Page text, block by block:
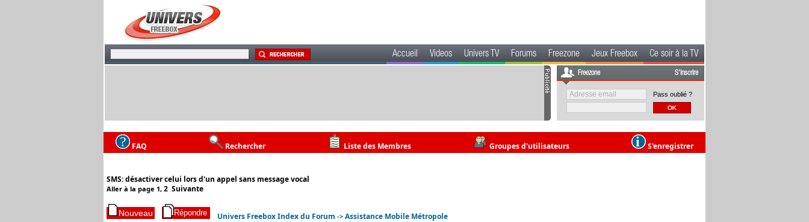
Accueil Videos Univers TV Forums Freezone Jeux Freebox Ce soir à la TV
Freezone S'inscrire
Pass oublié ?
FAQ Rechercher Liste des Membres Groupes d'utilisateurs S'enregistrer
SMS: désactiver celui lors d'un appel sans message vocal
Aller à la page 1, 2 Suivante
Univers Freebox Index du Forum -> Assistance Mobile Métropole